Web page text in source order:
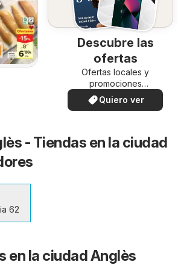
Descubre las
ofertas
Ofertas locales y
promociones
especiales.
Quiero ver
- Tiendas en la ciudad
62
en la ciudad Anglès